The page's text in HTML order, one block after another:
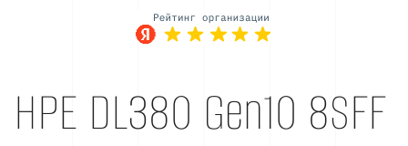
HPE DL380 Gen10 8SFF